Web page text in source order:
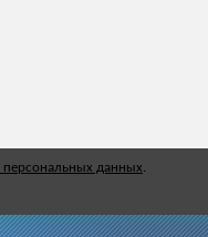
персональных данных.